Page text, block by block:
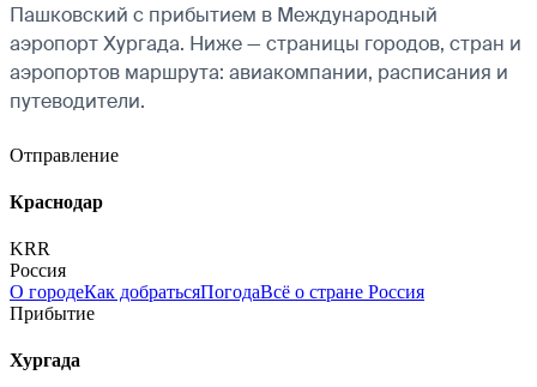
Пашковский с прибытием в Международный
аэропорт Хургада. Ниже — страницы городов, стран и
аэропортов маршрута: авиакомпании, расписания и
путеводители.
Отправление
Краснодар
KRR
Россия
О городеКак добратьсяПогодаВсё о стране Россия
Прибытие
Хургада